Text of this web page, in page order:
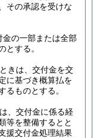
その承認を受けな
の一部または全部
とする。
きは、交付金を交
に基づき概算払を
るものとする。
、交付金に係る経
等を整備するとと
援交付金処理結果